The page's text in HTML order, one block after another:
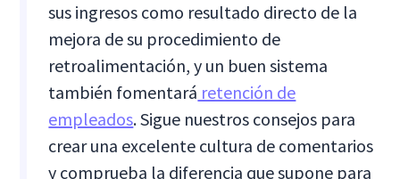
sus ingresos como resultado directo de la
mejora de su procedimiento de
retroalimentación, y un buen sistema
también fomentará retención de
empleados. Sigue nuestros consejos para
crear una excelente cultura de comentarios
y comprueba la diferencia que supone para